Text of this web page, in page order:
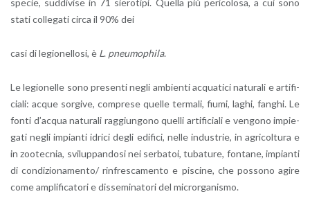
spe­cie, sud­di­vi­se in 71 sie­ro­ti­pi. Quel­la più pe­ri­co­lo­sa, a cui sono
stati col­le­ga­ti circa il 90% dei
casi di le­gio­nel­lo­si, è L. pneu­mo­phi­la.
Le le­gio­nel­le sono pre­sen­ti negli am­bien­ti ac­qua­ti­ci na­tu­ra­li e ar­ti­fi­
cia­li: acque sor­gi­ve, com­pre­se quel­le ter­ma­li, fiumi, laghi, fan­ghi. Le
fonti d’ac­qua na­tu­ra­li rag­giun­go­no quel­li ar­ti­fi­cia­li e ven­go­no im­pie­
ga­ti negli im­pian­ti idri­ci degli edi­fi­ci, nelle in­du­strie, in agri­col­tu­ra e
in zoo­tec­nia, svi­lup­pan­do­si nei ser­ba­toi, tu­ba­tu­re, fon­ta­ne, im­pian­ti
di con­di­zio­na­men­to/ rin­fre­sca­men­to e pi­sci­ne, che pos­so­no agire
come am­pli­fi­ca­to­ri e dis­se­mi­na­to­ri del mi­cror­ga­ni­smo.